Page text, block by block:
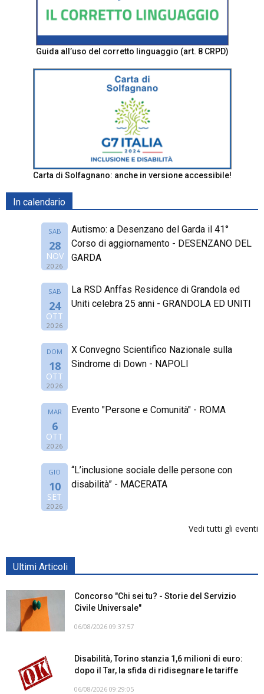
Guida all’uso del corretto linguaggio (art. 8 CRPD)
Carta di Solfagnano: anche in versione accessibile!
In calendario
SAB
28
NOV
2026
Autismo: a Desenzano del Garda il 41°
Corso di aggiornamento - DESENZANO DEL
GARDA
SAB
24
OTT
2026
La RSD Anffas Residence di Grandola ed
Uniti celebra 25 anni - GRANDOLA ED UNITI
DOM
18
OTT
2026
X Convegno Scientifico Nazionale sulla
Sindrome di Down - NAPOLI
MAR
6
OTT
2026
Evento "Persone e Comunità" - ROMA
GIO
10
SET
2026
“L’inclusione sociale delle persone con
disabilità” - MACERATA
Vedi tutti gli eventi
Ultimi Articoli
Concorso "Chi sei tu? - Storie del Servizio
Civile Universale"
06/08/2026 09:37:57
Disabilità, Torino stanzia 1,6 milioni di euro:
dopo il Tar, la sfida di ridisegnare le tariffe
06/08/2026 09:29:05